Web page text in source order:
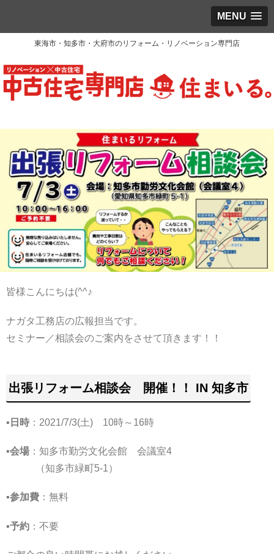
MENU
東海市・知多市・大府市のリフォーム・リノベーション専門店
皆様こんにちは(^^♪
ナガタ工務店の広報担当です。
セミナー／相談会のご案内をさせて頂きます！！
出張リフォーム相談会 開催！！ IN 知多市
▪ 日時 ：2021/7/3(土) 10時～16時
▪会場 ：知多市勤労文化会館 会議室4
（知多市緑町5-1）
▪参加費 ：無料
▪予約 ：不要